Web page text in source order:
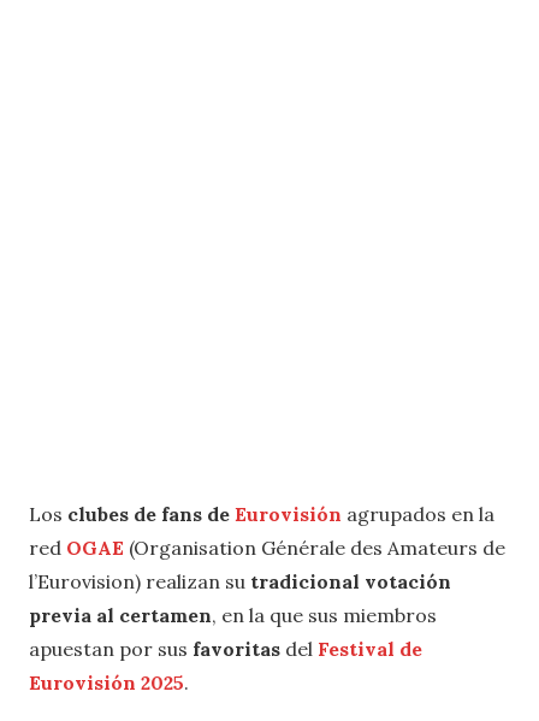
Los clubes de fans de Eurovisión agrupados en la
red OGAE (Organisation Générale des Amateurs de
l’Eurovision) realizan su tradicional votación
previa al certamen, en la que sus miembros
apuestan por sus favoritas del Festival de
Eurovisión 2025.